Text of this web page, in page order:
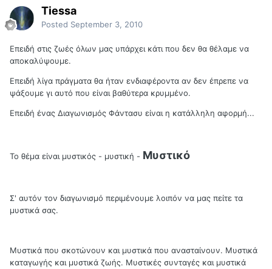
Tiessa
Posted September 3, 2010
Επειδή στις ζωές όλων μας υπάρχει κάτι που δεν θα θέλαμε να
αποκαλύψουμε.
Επειδή λίγα πράγματα θα ήταν ενδιαφέροντα αν δεν έπρεπε να
ψάξουμε γι αυτό που είναι βαθύτερα κρυμμένο.
Επειδή ένας Διαγωνισμός Φάντασυ είναι η κατάλληλη αφορμή...
Το θέμα είναι μυστικός - μυστική - Μυστικό
Σ' αυτόν τον διαγωνισμό περιμένουμε λοιπόν να μας πείτε τα
μυστικά σας.
Μυστικά που σκοτώνουν και μυστικά που ανασταίνουν. Μυστικά
καταγωγής και μυστικά ζωής. Μυστικές συνταγές και μυστικά